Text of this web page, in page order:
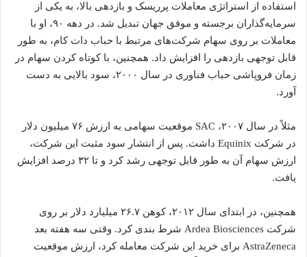
استفاده از استراتژی معاملات پرریسک و بازدهی بالا، به یکی از
سرمایه‌گذاران برجسته و موفق جهان تبدیل شد. در دهه ۹۰، او با
معاملات بر روی سهام شرکت‌های مرتبط با حباب دات کام، به طور
قابل توجهی بازدهی را افزایش داد. همچنین، با کوتاه کردن سهام در
زمان فروپاشی حباب فناوری در سال ۲۰۰۰، سود بالایی به دست
آورد.
مثلاً در سال ۲۰۰۷، SAC موقعیت سهامی به ارزش ۷۶ میلیون دلار
در شرکت Equinix داشت. پس از انتشار سود مثبت این شرکت،
ارزش سهام آن به طور قابل توجهی رشد کرد و تا ۳۲ درصد افزایش
یافت.
همچنین، در ابتدای سال ۲۰۱۲، کوهن ۲۶.۷ میلیارد دلار بر روی
شرکت Ardea Biosciences شرط بندی کرد. وقتی سه هفته بعد
AstraZeneca برای خرید این شرکت معامله کرد، ارزش موقعیت